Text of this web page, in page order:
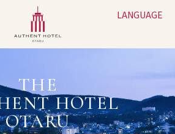
LANGUAGE
THE
HOTEL
OTARU